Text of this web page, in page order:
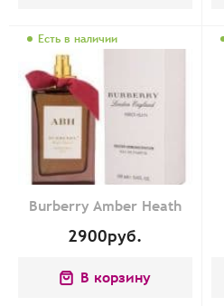
Есть в наличии
Burberry Amber Heath
2900руб.
В корзину